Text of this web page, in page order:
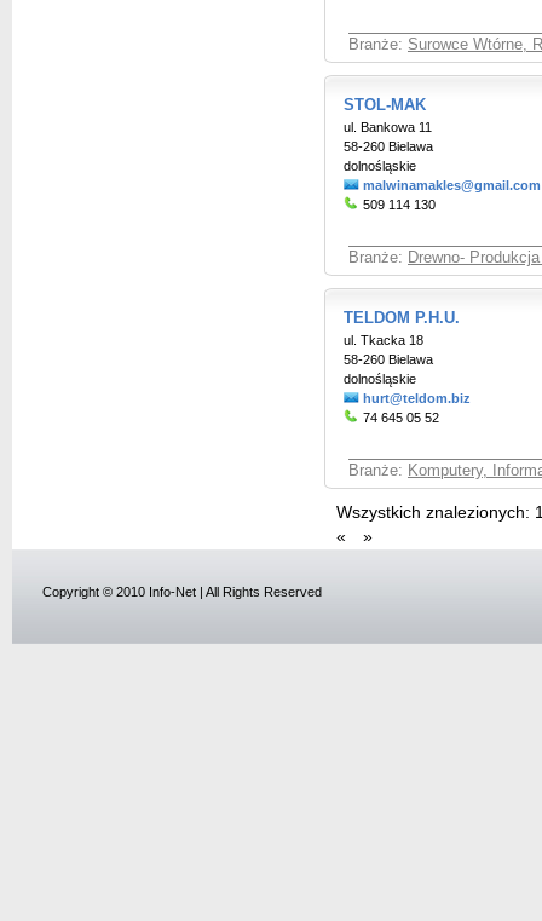
Branże: Surowce Wtórne,
STOL-MAK
ul. Bankowa 11
58-260 Bielawa
dolnośląskie
malwinamakles@gmail.com
509 114 130
Branże: Drewno-
TELDOM P.H.U.
ul. Tkacka 18
58-260 Bielawa
dolnośląskie
hurt@teldom.biz
74 645 05 52
Branże: Komputery,
Wszystkich znalezionych:
«
»
Copyright © 2010 Info-Net | All Rights Reserved